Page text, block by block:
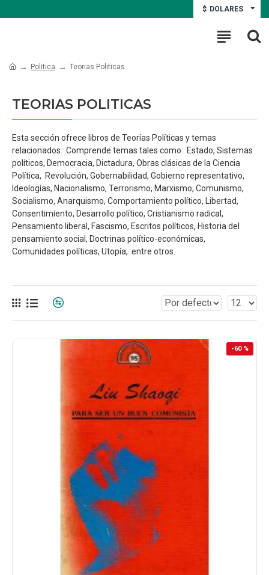
$ DOLARES
Politica Teorias Politicas
TEORIAS POLITICAS
Esta sección ofrece libros de Teorías Políticas y temas
relacionados. Comprende temas tales como: Estado, Sistemas
políticos, Democracia, Dictadura, Obras clásicas de la Ciencia
Política, Revolución, Gobernabilidad, Gobierno representativo,
Ideologías, Nacionalismo, Terrorismo, Marxismo, Comunismo,
Socialismo, Anarquismo, Comportamiento político, Libertad,
Consentimiento, Desarrollo político, Cristianismo radical,
Pensamiento liberal, Fascismo, Escritos políticos, Historia del
pensamiento social, Doctrinas político-económicas,
Comunidades políticas, Utopía, entre otros.
-60 %